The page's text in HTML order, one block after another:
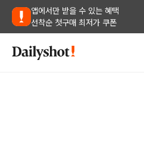
앱에서만 받을 수 있는 혜택
선착순 첫구매 최저가 쿠폰